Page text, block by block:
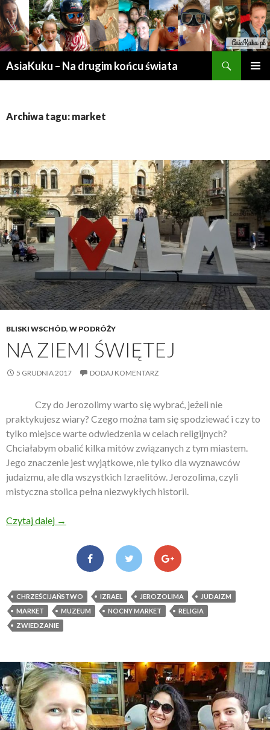
AsiaKuku – Na drugim końcu świata
Archiwa tagu: market
BLISKI WSCHÓD, W PODRÓŻY
NA ZIEMI ŚWIĘTEJ
5 GRUDNIA 2017 DODAJ KOMENTARZ
Czy do Jerozolimy warto się wybrać, jeżeli nie
praktykujesz wiary? Czego można tam się spodziewać i czy to
tylko miejsce warte odwiedzenia w celach religijnych?
Chciałabym obalić kilka mitów związanych z tym miastem.
Jego znaczenie jest wyjątkowe, nie tylko dla wyznawców
judaizmu, ale dla wszystkich Izraelitów. Jerozolima, czyli
mistyczna stolica pełna niezwykłych historii.
Czytaj dalej Na Ziemi Świętej
→
CHRZEŚCIJAŃSTWO IZRAEL JEROZOLIMA
JUDAIZM
MARKET
MUZEUM NOCNY MARKET
RELIGIA
ZWIEDZANIE